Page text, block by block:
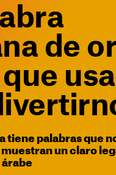
de
tiene palabras que
un claro
árabe